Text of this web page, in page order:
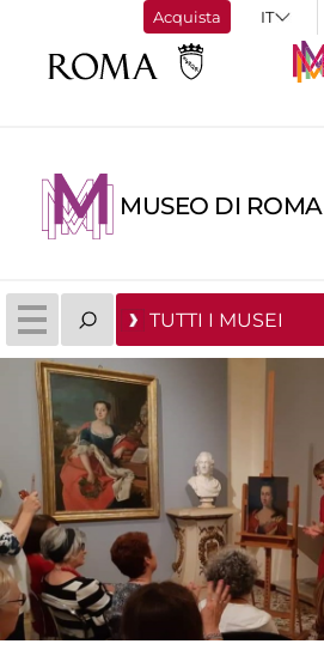
Acquista
MUSEO DI ROMA
TUTTI I MUSEI